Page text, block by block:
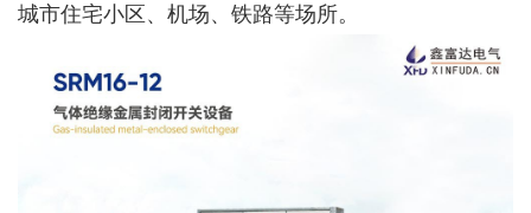
城市住宅小区、机场、铁路等场所。